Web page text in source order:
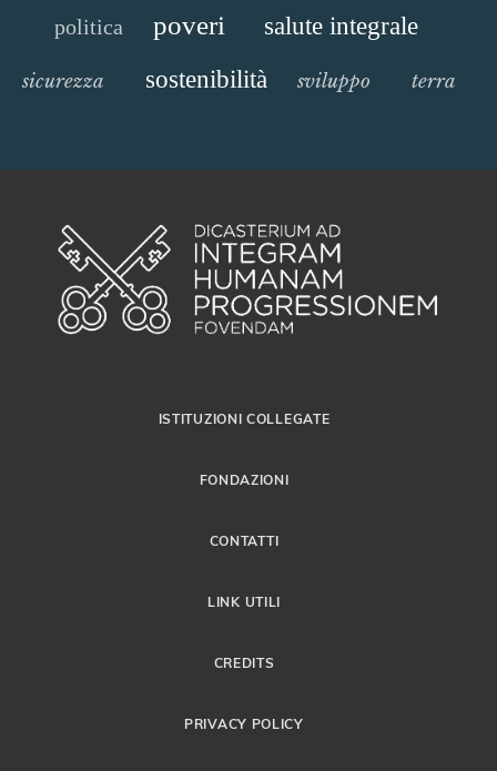
politica poveri salute integrale
sicurezza sostenibilità sviluppo terra
ISTITUZIONI COLLEGATE
FONDAZIONI
CONTATTI
LINK UTILI
CREDITS
PRIVACY POLICY